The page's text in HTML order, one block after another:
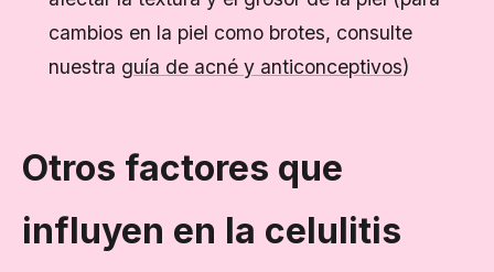
cambios en la piel como brotes, consulte
nuestra guía de acné y anticonceptivos)
Otros factores que
influyen en la celulitis